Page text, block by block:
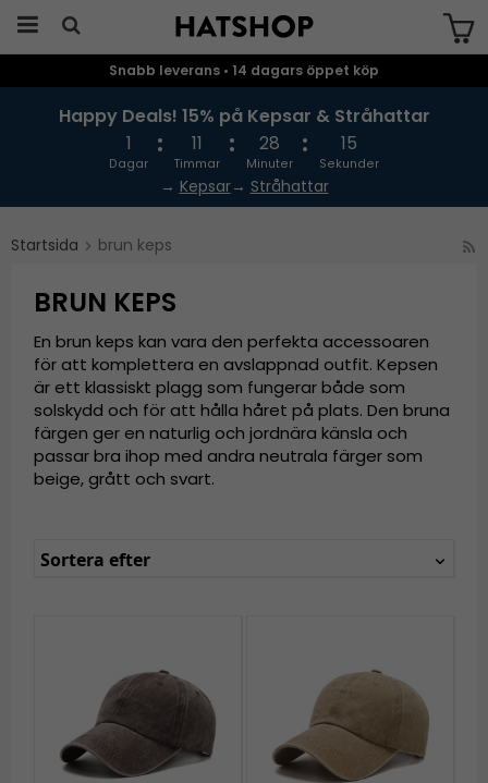
Snabb leverans • 14 dagars öppet köp
Happy Deals! 15% på Kepsar & Stråhattar
1
Dagar
11
Timmar
28
Minuter
14
Sekunder
→ Kepsar→ Stråhattar
Startsida brun keps
BRUN KEPS
En brun keps kan vara den perfekta accessoaren
för att komplettera en avslappnad outfit. Kepsen
är ett klassiskt plagg som fungerar både som
solskydd och för att hålla håret på plats. Den bruna
färgen ger en naturlig och jordnära känsla och
passar bra ihop med andra neutrala färger som
beige, grått och svart.
Sortera efter